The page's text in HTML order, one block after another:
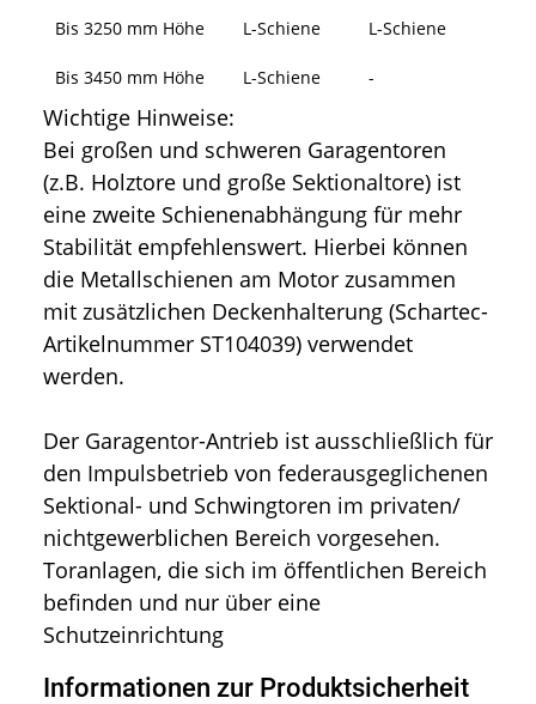
Bis 3250 mm Höhe L-Schiene L-Schiene
Bis 3450 mm Höhe L-Schiene -
Wichtige Hinweise:
Bei großen und schweren Garagentoren
(z.B. Holztore und große Sektionaltore) ist
eine zweite Schienenabhängung für mehr
Stabilität empfehlenswert. Hierbei können
die Metallschienen am Motor zusammen
mit zusätzlichen Deckenhalterung (Schartec-
Artikelnummer ST104039) verwendet
werden.
Der Garagentor-Antrieb ist ausschließlich für
den Impulsbetrieb von federausgeglichenen
Sektional- und Schwingtoren im privaten/
nichtgewerblichen Bereich vorgesehen.
Toranlagen, die sich im öffentlichen Bereich
befinden und nur über eine
Schutzeinrichtung
Informationen zur Produktsicherheit